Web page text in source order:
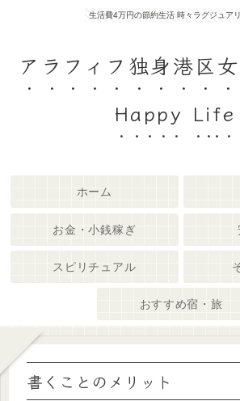
生活費4万円の節約生活 時々ラグジュアリ
アラフィフ独身港区
Happy Life
ホーム
お金・小銭稼ぎ
スピリチュアル
おすすめ宿・旅
書くことのメリット